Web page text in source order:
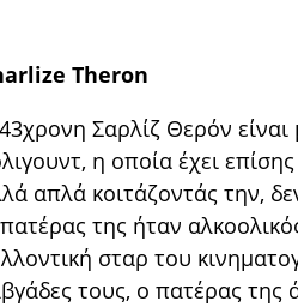
Theron
Σαρλίζ Θερόν
η οποία έχει
απλά κοιτάζοντάς την,
της ήταν
σταρ του
τους, ο πατέρας